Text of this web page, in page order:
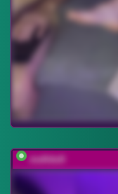
mefidufi